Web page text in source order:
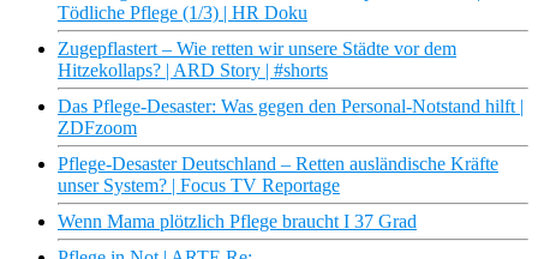
Tödliche Pflege (1/3) | HR Doku
Zugepflastert – Wie retten wir unsere Städte vor dem
Hitzekollaps? | ARD Story | #shorts
Das Pflege-Desaster: Was gegen den Personal-Notstand hilft |
ZDFzoom
Pflege-Desaster Deutschland – Retten ausländische Kräfte
unser System? | Focus TV Reportage
Wenn Mama plötzlich Pflege braucht I 37 Grad